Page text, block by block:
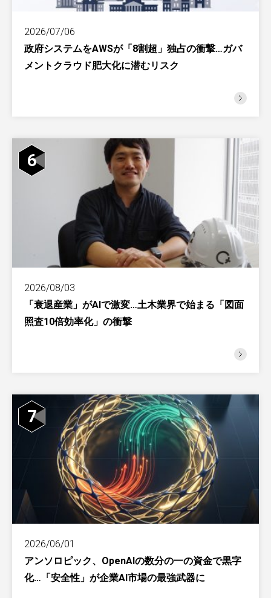
2026/07/06
政府システムをAWSが「8割超」独占の衝撃…ガバ
メントクラウド肥大化に潜むリスク
6
2026/08/03
「衰退産業」がAIで激変…土木業界で始まる「図面
照査10倍効率化」の衝撃
7
2026/06/01
アンソロピック、OpenAIの数分の一の資金で黒字
化…「安全性」が企業AI市場の最強武器に